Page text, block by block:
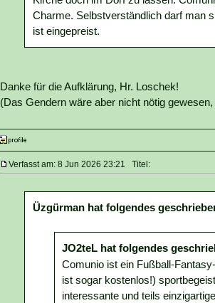
Charme. Selbstverständlich darf man
ist eingepreist.
Danke für die Aufklärung, Hr. Loschek!
(Das Gendern wäre aber nicht nötig
Verfasst am: 8 Jun 2026 23:21 Titel:
Üzgürman hat folgendes
JO2teL hat folgendes
Comunio ist ein Fußball-
ist sogar kostenlos!)
interessante und teils